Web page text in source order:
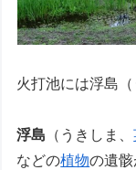
火打池には浮島（
浮島 （うきしま、
などの植物の遺